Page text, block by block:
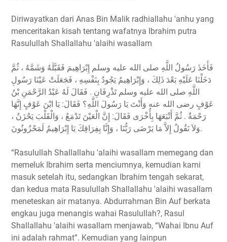
Diriwayatkan dari Anas Bin Malik radhiallahu 'anhu yang
menceritakan kisah tentang wafatnya Ibrahim putra
Rasulullah Shallallahu 'alaihi wasallam
فَأَخَذَ رَسُولُ اللَّهِ صلى الله عليه وسلم إِبْرَاهِيمَ فَقَبَّلَهُ وَشَمَّهُ ، ثُمَّ
دَخَلْنَا عَلَيْهِ بَعْدَ ذَلِكَ ، وَإِبْرَاهِيمُ يَجُودُ بِنَفْسِهِ ، فَجَعَلَتْ عَيْنَا رَسُولِ
اللَّهِ صلى الله عليه وسلم تَذْرِفَانِ . فَقَالَ لَهُ عَبْدُ الرَّحْمَنِ بْنُ
عَوْفٍ رضى الله عنه وَأَنْتَ يَا رَسُولَ اللَّهِ؟ فَقَالَ: يَا ابْنَ عَوْفٍ إِنَّهَا
رَحْمَةٌ . ثُمَّ أَتْبَعَهَا بِأُخْرَى فَقَالَ: إِنَّ الْعَيْنَ تَدْمَعُ ، وَالْقَلْبَ يَحْزَنُ ،
وَلاَ نَقُولُ إِلاَّ مَا يَرْضَى رَبُّنَا ، وَإِنَّا بِفِرَاقِكَ يَا إِبْرَاهِيمُ لَمَحْزُونُونَ.
“Rasulullah Shallallahu 'alaihi wasallam memegang dan
memeluk Ibrahim serta menciumnya, kemudian kami
masuk setelah itu, sedangkan Ibrahim tengah sekarat,
dan kedua mata Rasulullah Shallallahu 'alaihi wasallam
meneteskan air matanya. Abdurrahman Bin Auf berkata
engkau juga menangis wahai Rasulullah?, Rasul
Shallallahu 'alaihi wasallam menjawab, “Wahai Ibnu Auf
ini adalah rahmat”. Kemudian yang lainpun